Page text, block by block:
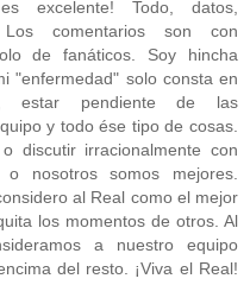
excelente! Todo, datos,
comentarios son con
de fanáticos. Soy hincha
"enfermedad" solo consta en
estar pendiente de las
y todo ése tipo de cosas.
discutir irracionalmente con
nosotros somos mejores.
al Real como el mejor
los momentos de otros. Al
a nuestro equipo
del resto. ¡Viva el Real!